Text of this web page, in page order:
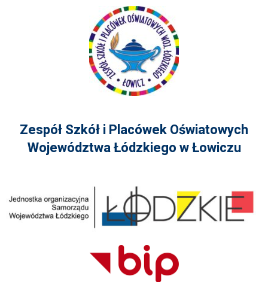
Zespół Szkół i Placówek Oświatowych
Województwa Łódzkiego w Łowiczu